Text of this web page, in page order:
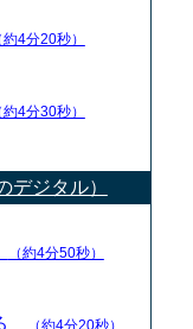
約4分20秒）
約4分30秒）
デジタル）
（約4分50秒）
（約4分20秒）